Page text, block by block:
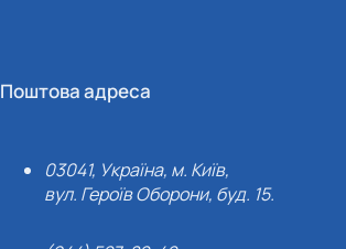
Поштова адреса
03041, Україна, м. Київ,
вул. Героїв Оборони, буд. 15.